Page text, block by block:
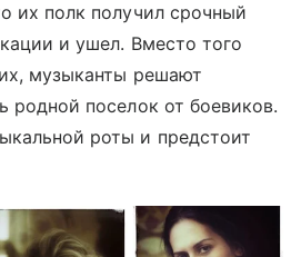
их полк получил срочный
и ушел. Вместо того
музыканты решают
родной поселок от боевиков.
роты и предстоит